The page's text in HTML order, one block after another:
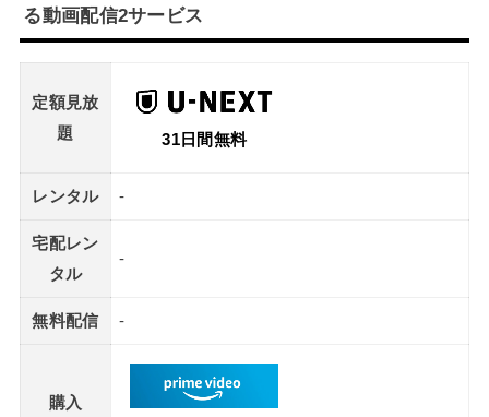
る動画配信2サービス
定額見放
題
31日間無料
レンタル -
宅配レン
タル
-
無料配信 -
購入